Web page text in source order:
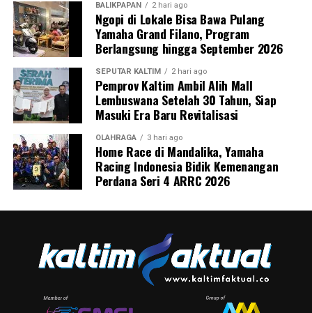
BALIKPAPAN 2 hari ago
Ngopi di Lokale Bisa Bawa Pulang
Yamaha Grand Filano, Program
Berlangsung hingga September 2026
SEPUTAR KALTIM 2 hari ago
Pemprov Kaltim Ambil Alih Mall
Lembuswana Setelah 30 Tahun, Siap
Masuki Era Baru Revitalisasi
OLAHRAGA 3 hari ago
Home Race di Mandalika, Yamaha
Racing Indonesia Bidik Kemenangan
Perdana Seri 4 ARRC 2026